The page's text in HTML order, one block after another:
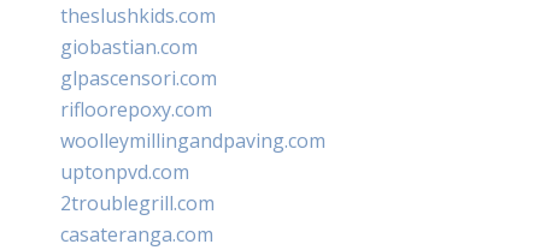
theslushkids.com
giobastian.com
glpascensori.com
rifloorepoxy.com
woolleymillingandpaving.com
uptonpvd.com
2troublegrill.com
casateranga.com